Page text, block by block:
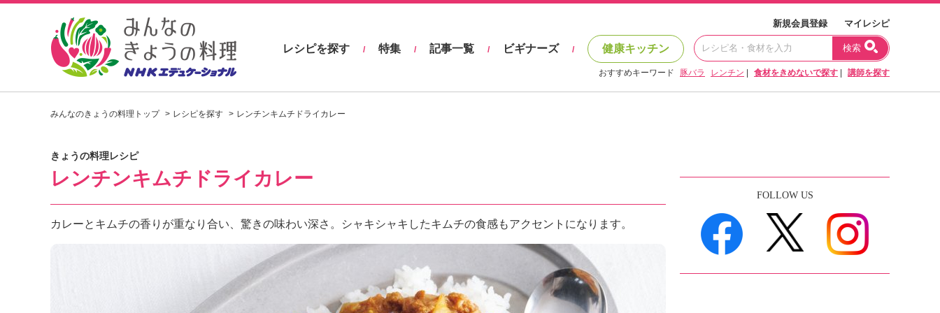
し
ピ
を
見
つ
け
よ
。
N
新規会員登録 マイレシピ
レシピを探す / 特集 / 記事一覧 / ビギナーズ / 健康キッチン 検索
おすすめキーワード 豚バラ レンチン 食材をきめないで探す 講師を探す
みんなのきょうの料理トップ レシピを探す レンチンキムチドライカレー
きょうの料理レシピ
レンチンキムチドライカレー
カレーとキムチの香りが重なり合い、驚きの味わい深さ。シャキシャキしたキムチの食感もアクセントになります。
FOLLOW US